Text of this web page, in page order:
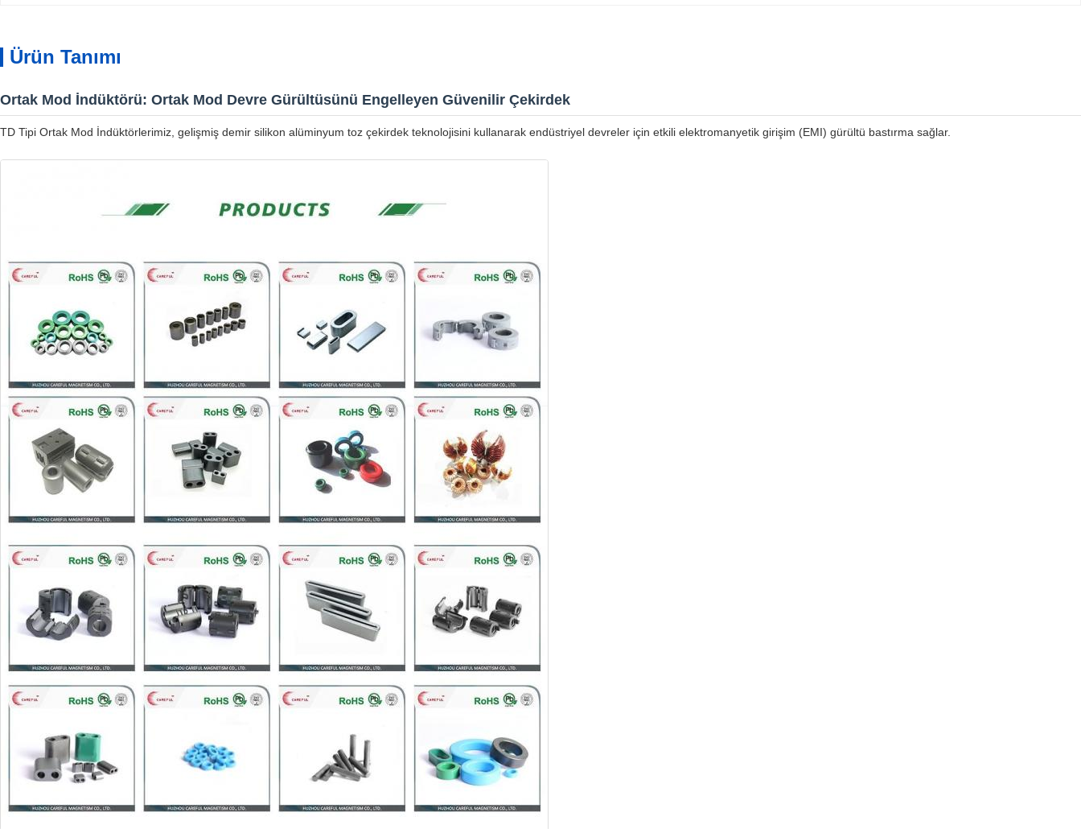
Ürün Tanımı
Ortak Mod İndüktörü: Ortak Mod Devre Gürültüsünü Engelleyen Güvenilir Çekirdek
TD Tipi Ortak Mod İndüktörlerimiz, gelişmiş demir silikon alüminyum toz çekirdek teknolojisini kullanarak endüstriyel devreler için etkili elektromanyetik girişim (EMI) gürültü bastırma sağlar.